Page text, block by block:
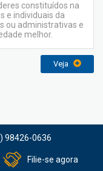
constituídos na
e individuais da
ou administrativas e
melhor.
Veja
98426-0636
Filie-se agora